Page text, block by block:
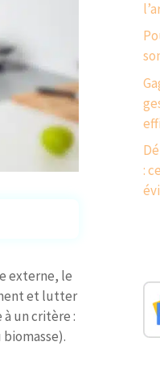
externe, le
et lutter
un critère :
: